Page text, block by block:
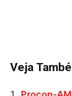
Veja